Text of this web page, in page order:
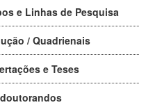
e Linhas de Pesquisa
/ Quadrienais
e Teses